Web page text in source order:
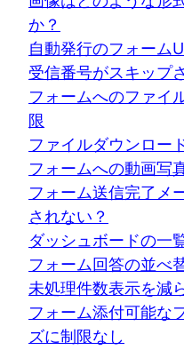
か？
自動発行のフォーム
受信番号がスキップ
フォームへのファイ
限
ファイルダウンロー
フォームへの動画写
フォーム送信完了メ
されない？
ダッシュボードの一
フォーム回答の並べ
未処理件数表示を減
フォーム添付可能な
ズに制限なし